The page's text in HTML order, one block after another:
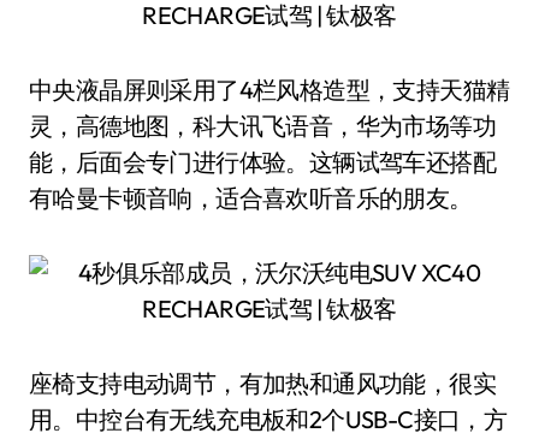
中央液晶屏则采用了4栏风格造型，支持天猫精
灵，高德地图，科大讯飞语音，华为市场等功
能，后面会专门进行体验。这辆试驾车还搭配
有哈曼卡顿音响，适合喜欢听音乐的朋友。
座椅支持电动调节，有加热和通风功能，很实
用。中控台有无线充电板和2个USB-C接口，方